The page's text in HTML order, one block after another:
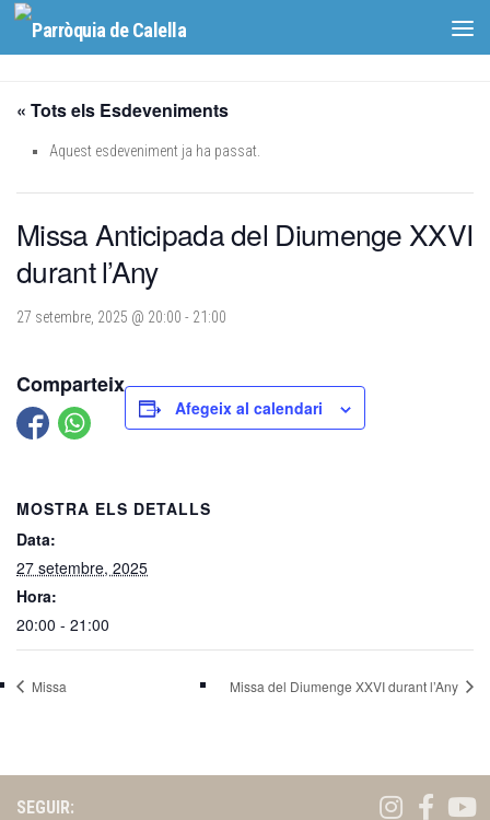
Skip to content
« Tots els Esdeveniments
Aquest esdeveniment ja ha passat.
Missa Anticipada del Diumenge XXVI
durant l’Any
27 setembre, 2025 @ 20:00 - 21:00
Comparteix
Afegeix al calendari
MOSTRA ELS DETALLS
Data:
27 setembre, 2025
Hora:
20:00 - 21:00
Missa Missa del Diumenge XXVI durant l’Any
SEGUIR: